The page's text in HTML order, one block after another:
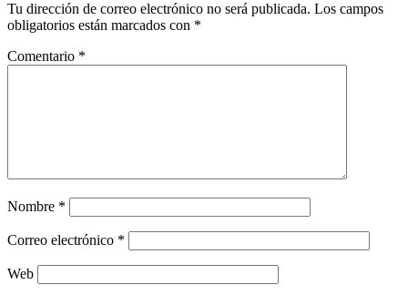
Tu dirección de correo electrónico no será publicada. Los campos
obligatorios están marcados con *
Comentario *
Nombre *
Correo electrónico *
Web